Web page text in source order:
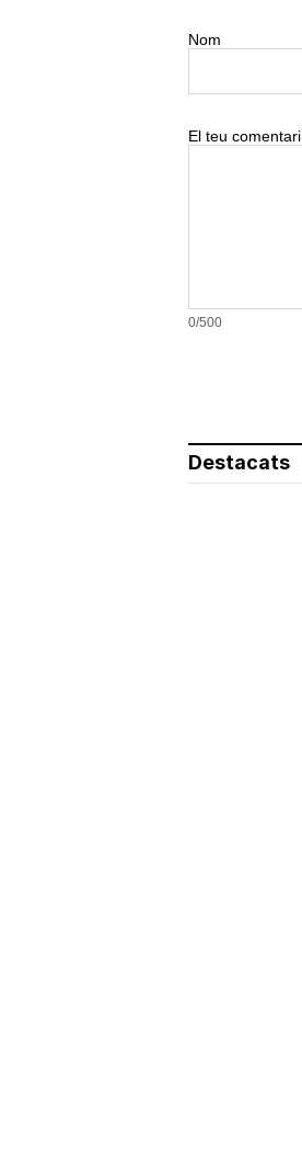
Nom
El teu comentari
0/500
Destacats